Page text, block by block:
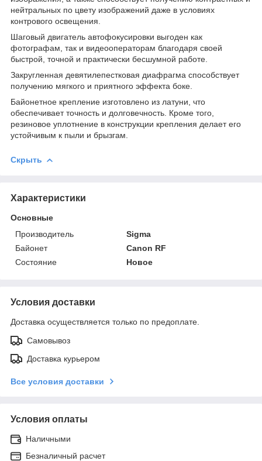
нейтральных по цвету изображений даже в условиях
контрового освещения.
Шаговый двигатель автофокусировки выгоден как
фотографам, так и видеооператорам благодаря своей
быстрой, точной и практически бесшумной работе.
Закругленная девятилепестковая диафрагма способствует
получению мягкого и приятного эффекта боке.
Байонетное крепление изготовлено из латуни, что
обеспечивает точность и долговечность. Кроме того,
резиновое уплотнение в конструкции крепления делает его
устойчивым к пыли и брызгам.
Скрыть
Характеристики
Основные
Производитель
Sigma
Байонет
Canon RF
Состояние
Новое
Условия доставки
Доставка осуществляется только по предоплате.
Самовывоз
Доставка курьером
Все условия доставки
Условия оплаты
Наличными
Безналичный расчет